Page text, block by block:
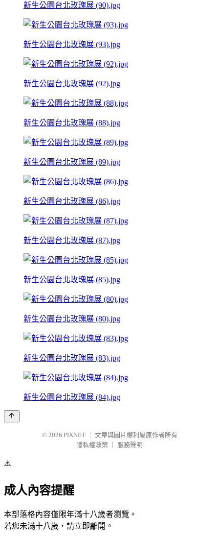
新生公園台北玫瑰展 (90).jpg
新生公園台北玫瑰展 (93).jpg
新生公園台北玫瑰展 (92).jpg
新生公園台北玫瑰展 (88).jpg
新生公園台北玫瑰展 (89).jpg
新生公園台北玫瑰展 (86).jpg
新生公園台北玫瑰展 (87).jpg
新生公園台北玫瑰展 (85).jpg
新生公園台北玫瑰展 (80).jpg
新生公園台北玫瑰展 (83).jpg
新生公園台北玫瑰展 (84).jpg
© 2026 PIXNET
文章與圖片權利屬原作者所有
隱私權政策
服務聲明
⚠️
成人內容提醒
本部落格內容僅限年滿十八歲者瀏覽。
若您未滿十八歲，請立即離開。